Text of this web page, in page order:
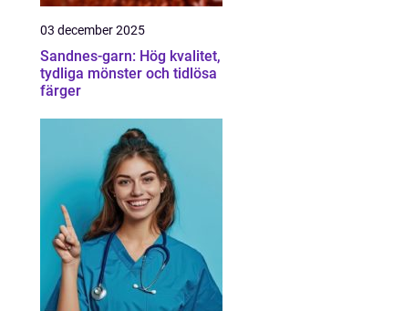
03 december 2025
Sandnes-garn: Hög kvalitet,
tydliga mönster och tidlösa
färger